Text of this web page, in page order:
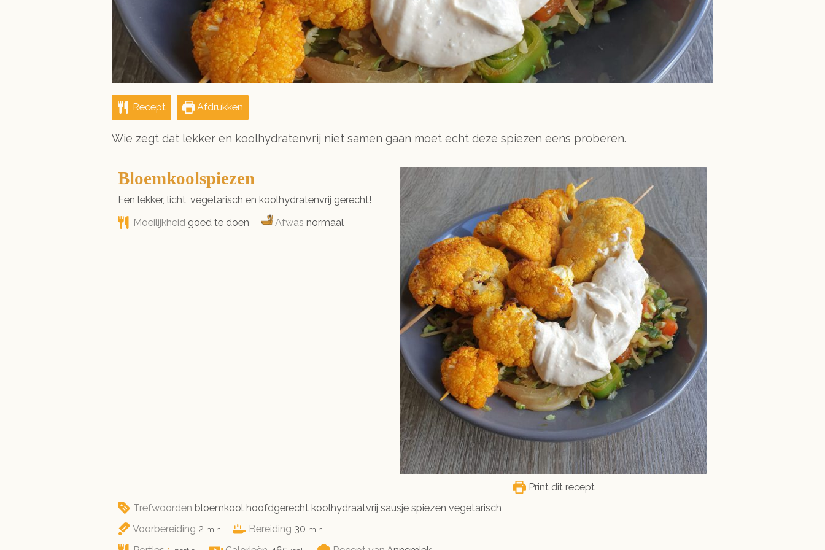
Recept Afdrukken
Wie zegt dat lekker en koolhydratenvrij niet samen gaan moet echt deze spiezen eens proberen.
Print dit recept
Bloemkoolspiezen
Een lekker, licht, vegetarisch en koolhydratenvrij gerecht!
Moeilijkheid goed te doen Afwasnormaal
Trefwoordenbloemkool hoofdgerecht koolhydraatvrij sausje spiezen vegetarisch
Voorbereiding 2 minuten
min Bereiding 30minuten
min